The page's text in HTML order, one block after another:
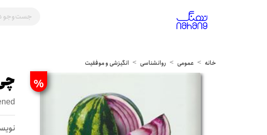
خانه عمومی روانشناسی انگیزشی و موفقیت
%